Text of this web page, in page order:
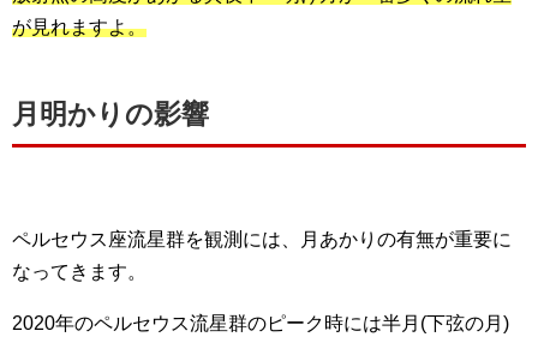
が見れますよ。
月明かりの影響
ペルセウス座流星群を観測には、月あかりの有無が重要に
なってきます。
2020年のペルセウス流星群のピーク時には半月(下弦の月)